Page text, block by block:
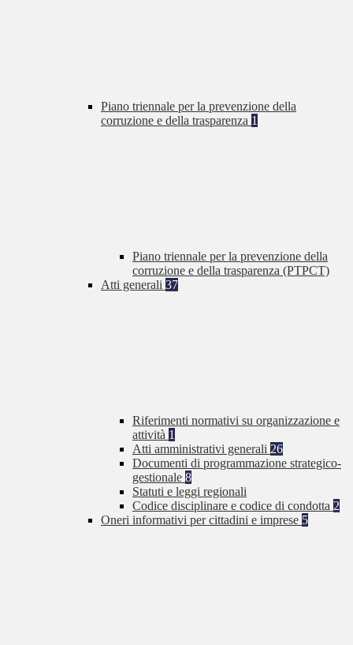
Piano triennale per la prevenzione della
corruzione e della trasparenza 1
Piano triennale per la prevenzione della
corruzione e della trasparenza (PTPCT)
Atti generali 37
Riferimenti normativi su organizzazione e
attività 1
Atti amministrativi generali 26
Documenti di programmazione strategico-
gestionale 8
Statuti e leggi regionali
Codice disciplinare e codice di condotta 2
Oneri informativi per cittadini e imprese 5